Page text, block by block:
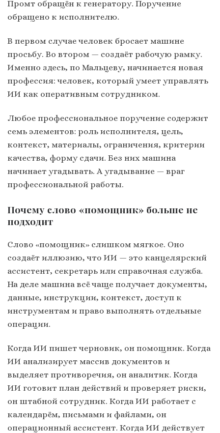
Промт обращён к генератору. Поручение
обращено к исполнителю.
В первом случае человек бросает машине
просьбу. Во втором — создаёт рабочую рамку.
Именно здесь, по Мальцеву, начинается новая
профессия: человек, который умеет управлять
ИИ как оперативным сотрудником.
Любое профессиональное поручение содержит
семь элементов: роль исполнителя, цель,
контекст, материалы, ограничения, критерии
качества, форму сдачи. Без них машина
начинает угадывать. А угадывание — враг
профессиональной работы.
Почему слово «помощник» больше не
подходит
Слово «помощник» слишком мягкое. Оно
создаёт иллюзию, что ИИ — это канцелярский
ассистент, секретарь или справочная служба.
На деле машина всё чаще получает документы,
данные, инструкции, контекст, доступ к
инструментам и право выполнять отдельные
операции.
Когда ИИ пишет черновик, он помощник. Когда
ИИ анализирует массив документов и
выделяет противоречия, он аналитик. Когда
ИИ готовит план действий и проверяет риски,
он штабной сотрудник. Когда ИИ работает с
календарём, письмами и файлами, он
операционный ассистент. Когда ИИ действует